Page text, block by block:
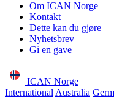
Om ICAN Norge
Kontakt
Dette kan du gjøre
Nyhetsbrev
Gi en gave
ICAN Norge
International Australia